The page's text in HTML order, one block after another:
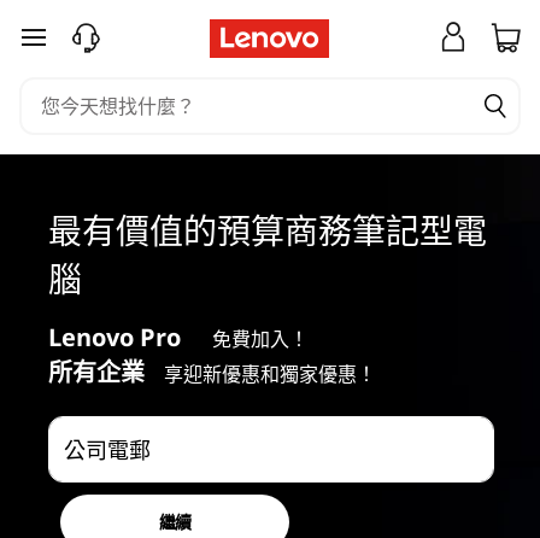
最
經
跳至主要內容
最有價值的預算商務筆記型電
腦
Lenovo Pro 免費加入！
所有企業 享迎新優惠和獨家優惠！
公司電郵
繼續